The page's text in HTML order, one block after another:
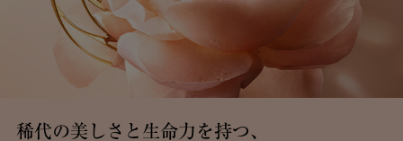
稀代の美しさと生命力を持つ、